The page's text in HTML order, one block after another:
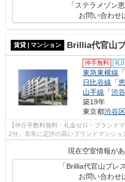
「ステラメゾン
お問い合わせ
賃貸 | マンション Brillia代官山
仲手無料 礼0
東急東横線
日比谷線 「
山手線 「渋谷
築19年
東京都渋谷
【仲介手数料無料・礼金ゼロ・ブランド
2分。非常に定評の高いブランドマンショ
です。詳細はお問い合わせください。
現在空室情報があ
「Brillia代官山プレ
お問い合わせ